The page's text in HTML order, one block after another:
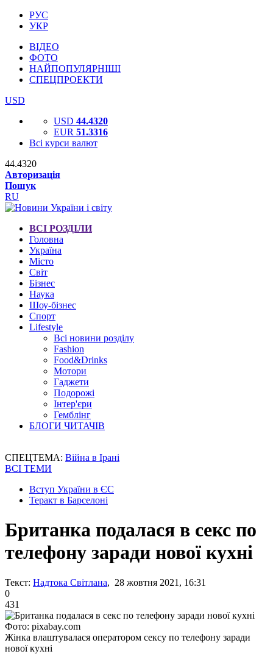
РУС
УКР
ВІДЕО
ФОТО
НАЙПОПУЛЯРНІШІ
СПЕЦПРОЕКТИ
USD
USD 44.4320
EUR 51.3316
Всі курси валют
44.4320
Авторизація
Пошук
RU
ВСІ РОЗДІЛИ
Головна
Україна
Місто
Світ
Бізнес
Наука
Шоу-бізнес
Спорт
Lifestyle
Всі новини розділу
Fashion
Food&Drinks
Мотори
Гаджети
Подорожі
Інтер'єри
Гемблінг
БЛОГИ ЧИТАЧІВ
СПЕЦТЕМА: Війна в Ірані
ВСІ ТЕМИ
Вступ України в ЄС
Теракт в Барселоні
Британка подалася в секс по
телефону заради нової кухні
Текст: Надтока Світлана, 28 жовтня 2021, 16:31
0
431
Фото: pixabay.com
Жінка влаштувалася оператором сексу по телефону заради
нової кухні